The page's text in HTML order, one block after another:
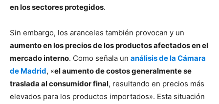
en los sectores protegidos.
Sin embargo, los aranceles también provocan y un
aumento en los precios de los productos afectados en el
mercado interno. Como señala un análisis de la Cámara
de Madrid, «el aumento de costos generalmente se
traslada al consumidor final, resultando en precios más
elevados para los productos importados». Esta situación